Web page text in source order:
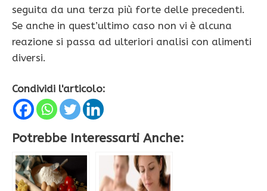
seguita da una terza più forte delle precedenti.
Se anche in quest’ultimo caso non vi è alcuna
reazione si passa ad ulteriori analisi con alimenti
diversi.
Condividi l'articolo:
Potrebbe Interessarti Anche: